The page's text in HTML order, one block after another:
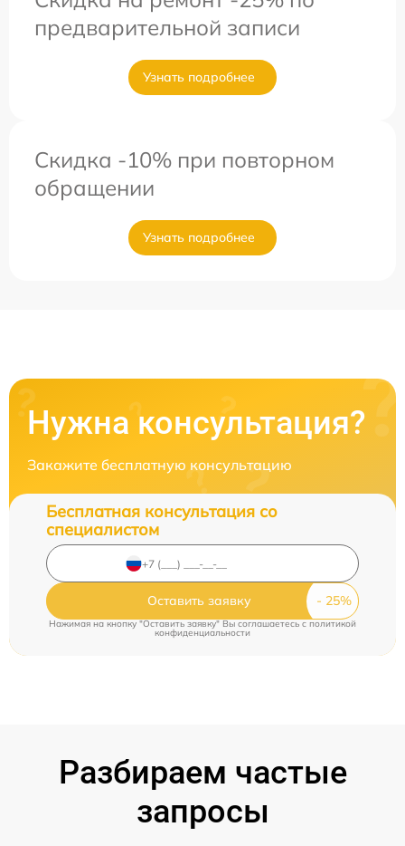
предварительной записи
Узнать подробнее
Скидка -10% при повторном
обращении
Узнать подробнее
Нужна консультация?
Закажите бесплатную консультацию
Бесплатная консультация со
специалистом
Оставить заявку
Нажимая на кнопку "Оставить заявку" Вы соглашаетесь cполитикой
конфиденциальности
Разбираем частые
запросы